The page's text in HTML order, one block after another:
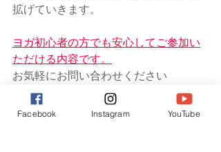
拡げていきます。
ヨガ初心者の方でも安心してご参加い
ただける内容です。
お気軽にお問い合わせください
Facebook Instagram YouTube